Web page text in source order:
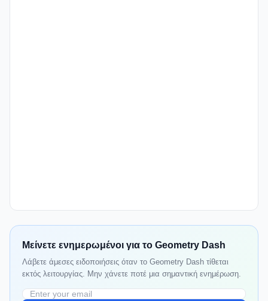
Μείνετε ενημερωμένοι για το Geometry Dash
Λάβετε άμεσες ειδοποιήσεις όταν το Geometry Dash τίθεται
εκτός λειτουργίας. Μην χάνετε ποτέ μια σημαντική ενημέρωση.